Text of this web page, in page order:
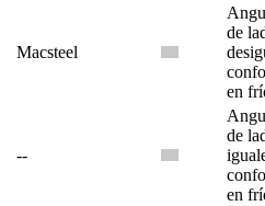
Macsteel
de
en
--
de
en